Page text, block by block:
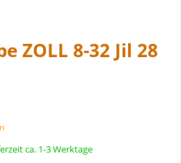
ZOLL 8-32 Jil 28
ca. 1-3 Werktage